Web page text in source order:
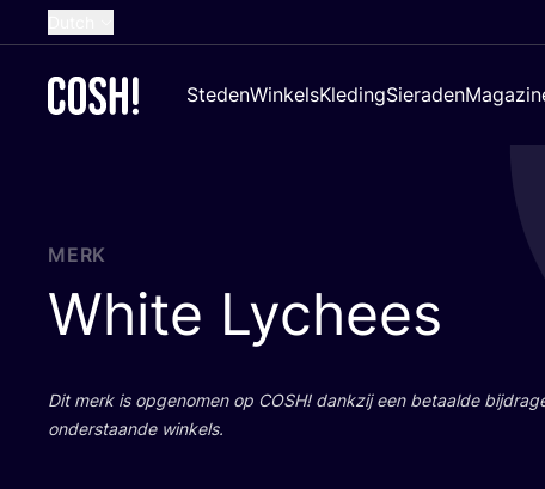
French
Croatian
StedenWinkelsKledingSieraden
MERK
White Lychees
Dit merk is opge­no­men op COSH! dank­zij een betaal­de
onder­staan­de winkels.